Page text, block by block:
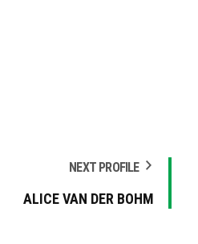
NEXT PROFILE
ALICE VAN DER BOHM